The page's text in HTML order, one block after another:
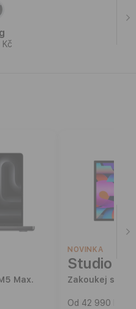
Max.
NOVINKA
Studio
Zakoukej se.
Od 42 990 Kč.